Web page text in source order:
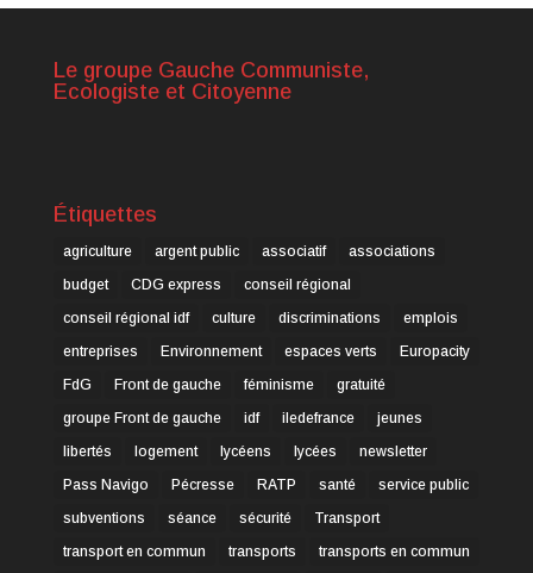
Le groupe Gauche Communiste,
Ecologiste et Citoyenne
Étiquettes
agriculture argent public associatif
associations
budget
CDG express
conseil régional
conseil régional idf
culture discriminations
emplois
entreprises
Environnement espaces verts
Europacity
FdG
Front de gauche féminisme
gratuité
groupe Front de gauche
idf iledefrance
jeunes
libertés
logement lycéens lycées
newsletter
Pass Navigo
Pécresse RATP santé
service public
subventions
séance sécurité
Transport
transport en commun
transports transports en commun